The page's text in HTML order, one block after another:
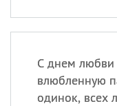
С днем
влюбленную
одинок, всех